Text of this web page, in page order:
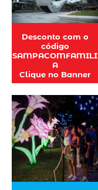
Desconto com o
código
SAMPACOMFAMILI
A
Clique no Banner